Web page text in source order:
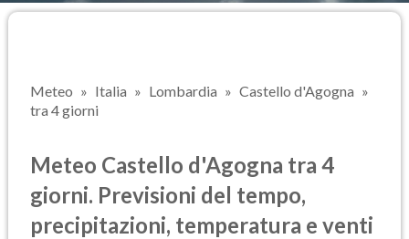
Meteo Italia Lombardia
Castello d'Agogna
tra 4 giorni
Meteo Castello d'Agogna tra 4
giorni. Previsioni del tempo,
precipitazioni, temperatura e venti